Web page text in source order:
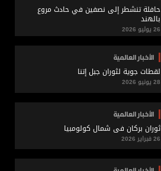
حافلة تنشطر إلى نصفين في حادث مروع
بالهند
26 يوليو 2026
الأخبار العالمية
لقطات جوية لثوران جبل إتنا
28 يونيو 2026
الأخبار العالمية
ثوران بركان في شمال كولومبيا
26 فبراير 2026